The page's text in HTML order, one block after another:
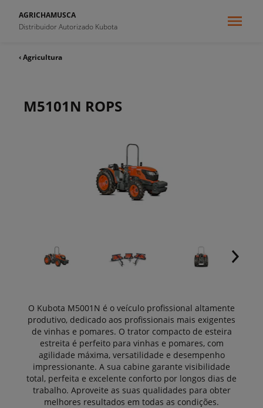
AGRICHAMUSCA
Distribuidor Autorizado Kubota
‹ Agricultura
M5101N ROPS
O Kubota M5001N é o veículo profissional altamente
produtivo, dedicado aos profissionais mais exigentes
de vinhas e pomares. O trator compacto de esteira
estreita é perfeito para vinhas e pomares, com
agilidade máxima, versatilidade e desempenho
impressionante. A sua cabine garante visibilidade
total, perfeita e excelente conforto por longos dias de
trabalho. Aproveite as suas qualidades para obter
melhores resultados em todas as condições.